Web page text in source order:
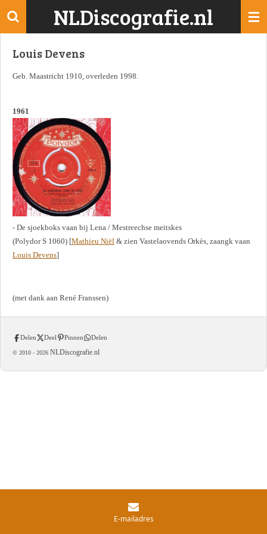
Ga
de
NLDiscografie.nl
Louis Devens
Geb. Maastricht 1910, overleden 1998.
1961
- De sjoekboks vaan bij Lena / Mestreechse meitskes
(Polydor S 1060) [Mathieu Niël & zien Vastelaovends Orkès, zaangk vaan
Louis Devens]
(met dank aan René Franssen)
Delen Deel Pinnen Delen
© 2010 - 2026 NLDiscografie.nl
E-mailadres